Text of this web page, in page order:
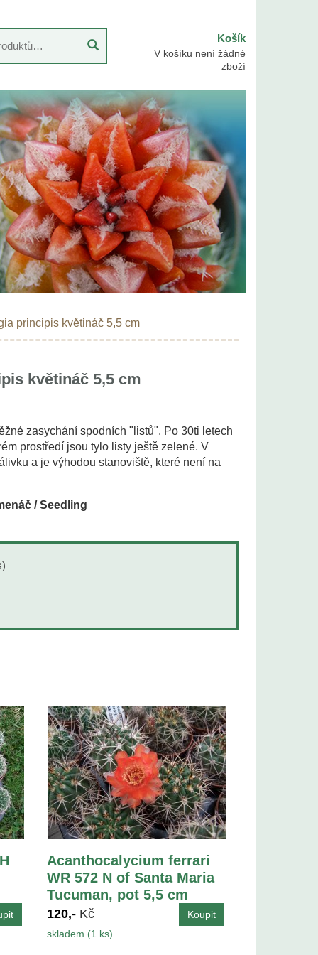
Košík
V košíku není žádné
zboží
principis květináč 5,5 cm
květináč 5,5 cm
zasychání spodních "listů". Po 30ti letech
prostředí jsou tylo listy ještě zelené. V
a je výhodou stanoviště, které není na
/ Seedling
Acanthocalycium ferrari
WR 572 N of Santa Maria
Tucuman, pot 5,5 cm
120,- Kč
skladem (1 ks)